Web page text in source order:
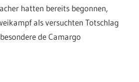
hatten bereits begonnen,
als versuchten Totschlag
de Camargo